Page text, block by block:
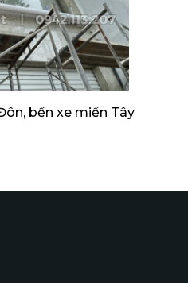
bến xe miền Tây